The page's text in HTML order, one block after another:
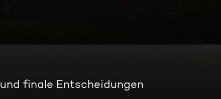
finale Entscheidungen